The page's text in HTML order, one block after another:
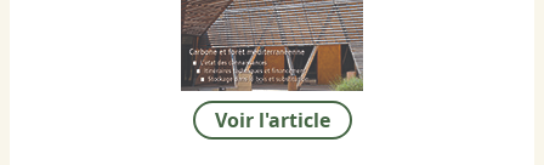
Voir l'article